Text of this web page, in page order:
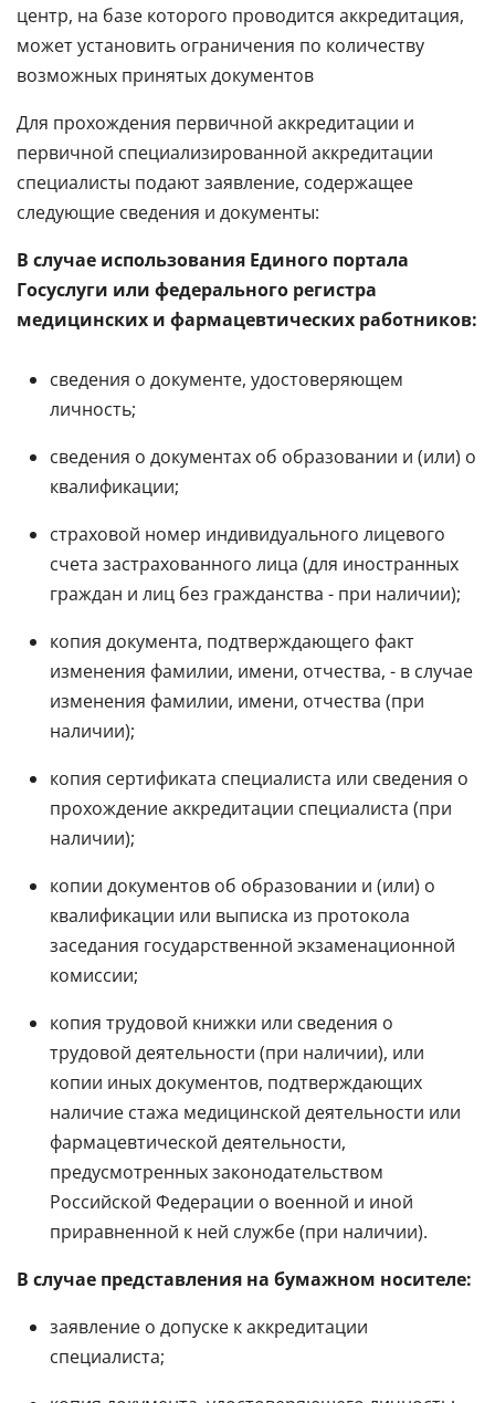
центр, на базе которого проводится аккредитация,
может установить ограничения по количеству
возможных принятых документов
Для прохождения первичной аккредитации и
первичной специализированной аккредитации
специалисты подают заявление, содержащее
следующие сведения и документы:
В случае использования Единого портала
Госуслуги или федерального регистра
медицинских и фармацевтических работников:
сведения о документе, удостоверяющем
личность;
сведения о документах об образовании и (или) о
квалификации;
страховой номер индивидуального лицевого
счета застрахованного лица (для иностранных
граждан и лиц без гражданства - при наличии);
копия документа, подтверждающего факт
изменения фамилии, имени, отчества, - в случае
изменения фамилии, имени, отчества (при
наличии);
копия сертификата специалиста или сведения о
прохождение аккредитации специалиста (при
наличии);
копии документов об образовании и (или) о
квалификации или выписка из протокола
заседания государственной экзаменационной
комиссии;
копия трудовой книжки или сведения о
трудовой деятельности (при наличии), или
копии иных документов, подтверждающих
наличие стажа медицинской деятельности или
фармацевтической деятельности,
предусмотренных законодательством
Российской Федерации о военной и иной
приравненной к ней службе (при наличии).
В случае представления на бумажном носителе:
заявление о допуске к аккредитации
специалиста;